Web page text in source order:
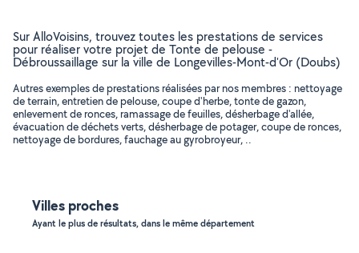
Sur AlloVoisins, trouvez toutes les prestations de services
pour réaliser votre projet de Tonte de pelouse -
Débroussaillage sur la ville de Longevilles-Mont-d'Or (Doubs)
Autres exemples de prestations réalisées par nos membres : nettoyage
de terrain, entretien de pelouse, coupe d'herbe, tonte de gazon,
enlevement de ronces, ramassage de feuilles, désherbage d'allée,
évacuation de déchets verts, désherbage de potager, coupe de ronces,
nettoyage de bordures, fauchage au gyrobroyeur, ..
Villes proches
Ayant le plus de résultats, dans le même département